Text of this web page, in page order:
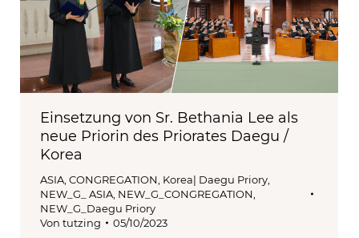
Einsetzung von Sr. Bethania Lee als
neue Priorin des Priorates Daegu /
Korea
ASIA CONGREGATION Korea| Daegu Priory
NEW_G_ ASIA NEW_G_CONGREGATION
NEW_G_Daegu Priory
Von tutzing 05/10/2023